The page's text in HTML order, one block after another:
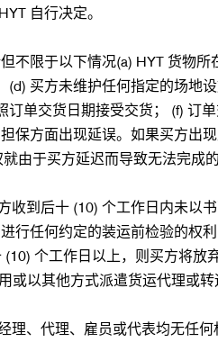
自行决定。
不限于以下情况(a) HYT 货物
买方未维护任何指定的场地
单交货日期接受交货； (f) 订
保方面出现延误。如果买方出
由于买方延迟而导致无法完成
到后十 (10) 个工作日内未以
行任何约定的装运前检验的权
个工作日以上，则买方将放
以其他方式派遣货运代理或
、代理、雇员或代表均无任